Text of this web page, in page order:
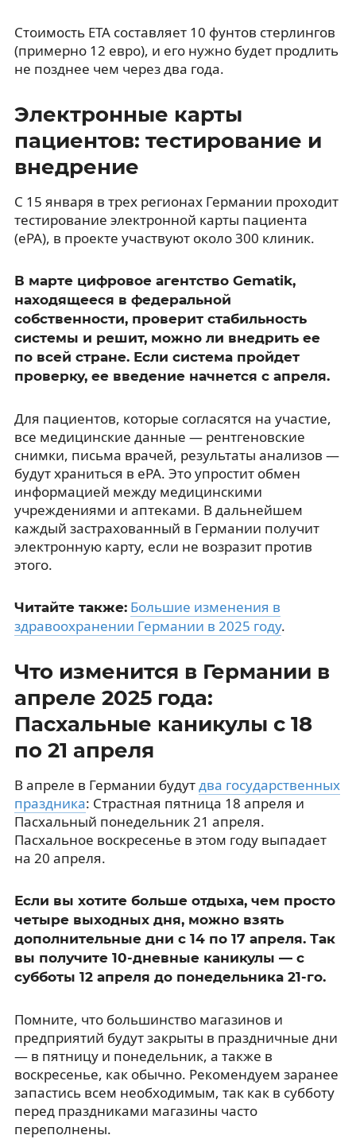
Стоимость ETA составляет 10 фунтов стерлингов
(примерно 12 евро), и его нужно будет продлить
не позднее чем через два года.
Электронные карты
пациентов: тестирование и
внедрение
С 15 января в трех регионах Германии проходит
тестирование электронной карты пациента
(ePA), в проекте участвуют около 300 клиник.
В марте цифровое агентство Gematik,
находящееся в федеральной
собственности, проверит стабильность
системы и решит, можно ли внедрить ее
по всей стране. Если система пройдет
проверку, ее введение начнется с апреля.
Для пациентов, которые согласятся на участие,
все медицинские данные — рентгеновские
снимки, письма врачей, результаты анализов —
будут храниться в ePA. Это упростит обмен
информацией между медицинскими
учреждениями и аптеками. В дальнейшем
каждый застрахованный в Германии получит
электронную карту, если не возразит против
этого.
Читайте также: Большие изменения в
здравоохранении Германии в 2025 году.
Что изменится в Германии в
апреле 2025 года:
Пасхальные каникулы с 18
по 21 апреля
В апреле в Германии будутдва государственных
праздника: Страстная пятница 18 апреля и
Пасхальный понедельник 21 апреля.
Пасхальное воскресенье в этом году выпадает
на 20 апреля.
Если вы хотите больше отдыха, чем просто
четыре выходных дня, можно взять
дополнительные дни с 14 по 17 апреля. Так
вы получите 10-дневные каникулы — с
субботы 12 апреля до понедельника 21-го.
Помните, что большинство магазинов и
предприятий будут закрыты в праздничные дни
— в пятницу и понедельник, а также в
воскресенье, как обычно. Рекомендуем заранее
запастись всем необходимым, так как в субботу
перед праздниками магазины часто
переполнены.